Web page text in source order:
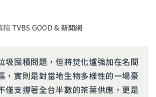
稿 TVBS GOOD & 新聞網
圾囤積問題，但將焚化爐強加在名間
，實則是對當地生物多樣性的一場豪
僅支撐著全台半數的茶葉供應，更是